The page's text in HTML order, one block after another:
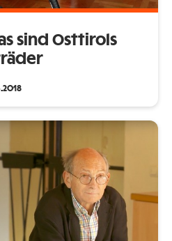
sind Osttirols